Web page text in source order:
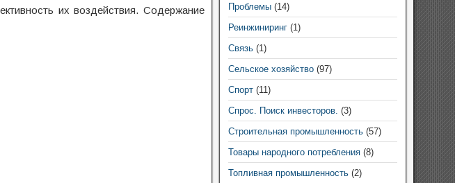
их воздействия. Содержание
Проблемы(14)
Реинжиниринг(1)
Связь(1)
Сельское хозяйство(97)
Спорт(11)
Спрос. Поиск инвесторов. (3)
Строительная промышленность(57)
Товары народного потребления(8)
Топливная промышленность(2)